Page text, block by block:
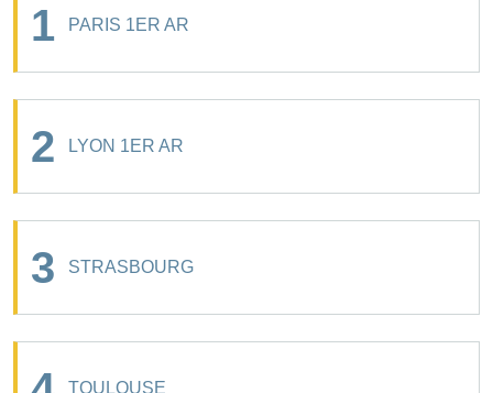
1 PARIS 1ER AR
2 LYON 1ER AR
3 STRASBOURG
TOULOUSE